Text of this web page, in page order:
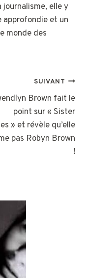
journalisme, elle y
approfondie et un
monde des
SUIVANT
Brown fait le
point sur « Sister
» et révèle qu’elle
pas Robyn Brown
!